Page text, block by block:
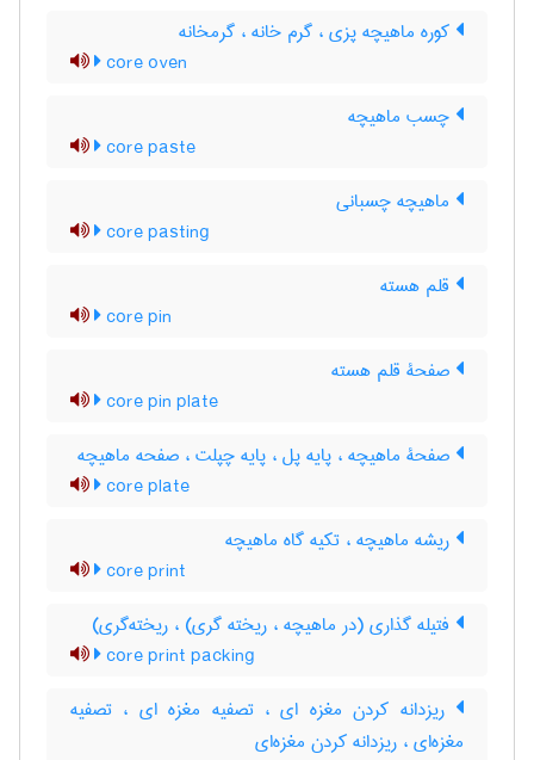
کوره ماهیچه پزی ، گرم خانه ، گرمخانه
core oven
چسب ماهیچه
core paste
ماهیچه چسبانی
core pasting
قلم هسته
core pin
صفحۀ قلم هسته
core pin plate
صفحۀ ماهیچه ، پایه پل ، پایه چپلت ، صفحه ماهیچه
core plate
ریشه ماهیچه ، تکیه گاه ماهیچه
core print
فتیله گذاری (در ماهیچه ، ریخته گری) ، ریخته‌گری)
core print packing
ریزدانه کردن مغزه ای ، تصفیه مغزه ای ، تصفیه
مغزه‌ای ، ریزدانه کردن مغزه‌ای